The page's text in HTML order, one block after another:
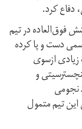
دفاع کرد.
با درخشش فوق‌العاده در تیم
دست و پا کرده
ازسوی
و
نجومی
تیم متمول